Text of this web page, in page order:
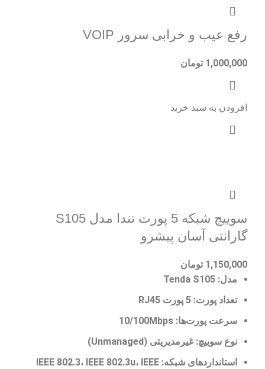
رفع عیب و خرابی سرور VOIP
1,000,000 تومان
افزودن به سبد خرید
سوییچ شبکه 5 پورت تندا مدل S105
گارانتی آسان پیشرو
1,150,000 تومان
مدل:
تعداد پورت:
سرعت پورت‌ها:
نوع سوییچ: غیرمدیریتی (Unmanaged)
استانداردهای شبکه: IEEE 802.3، IEEE 802.3u، IEEE